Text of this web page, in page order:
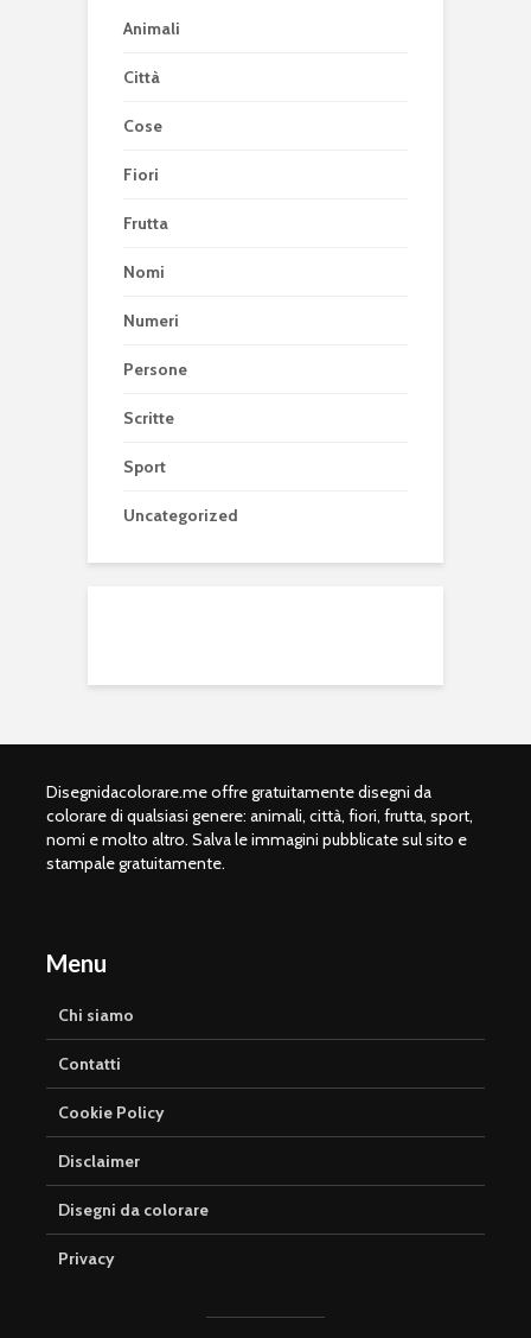
Animali
Città
Cose
Fiori
Frutta
Nomi
Numeri
Persone
Scritte
Sport
Uncategorized
Disegnidacolorare.me offre gratuitamente disegni da
colorare di qualsiasi genere: animali, città, fiori, frutta, sport,
nomi e molto altro. Salva le immagini pubblicate sul sito e
stampale gratuitamente.
Menu
Chi siamo
Contatti
Cookie Policy
Disclaimer
Disegni da colorare
Privacy